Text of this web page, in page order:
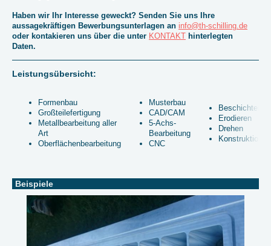
Haben wir Ihr Interesse geweckt? Senden Sie uns Ihre
aussagekräftigen Bewerbungsunterlagen an info@th-schilling.de
oder kontakieren uns über die unter KONTAKT hinterlegten
Daten.
Leistungsübersicht:
Formenbau
Großteilefertigung
Metallbearbeitung aller
Art
Oberflächenbearbeitung
Musterbau
CAD/CAM
5-Achs-
Bearbeitung
CNC
Beschichten
Erodieren
Drehen
Konstruktionen
Beispiele